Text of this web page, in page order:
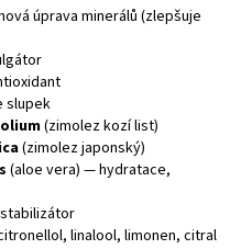
úprava minerálů (zlepšuje
slupek
(zimolez kozí list)
(zimolez japonský)
(aloe vera) — hydratace,
linalool, limonen, citral